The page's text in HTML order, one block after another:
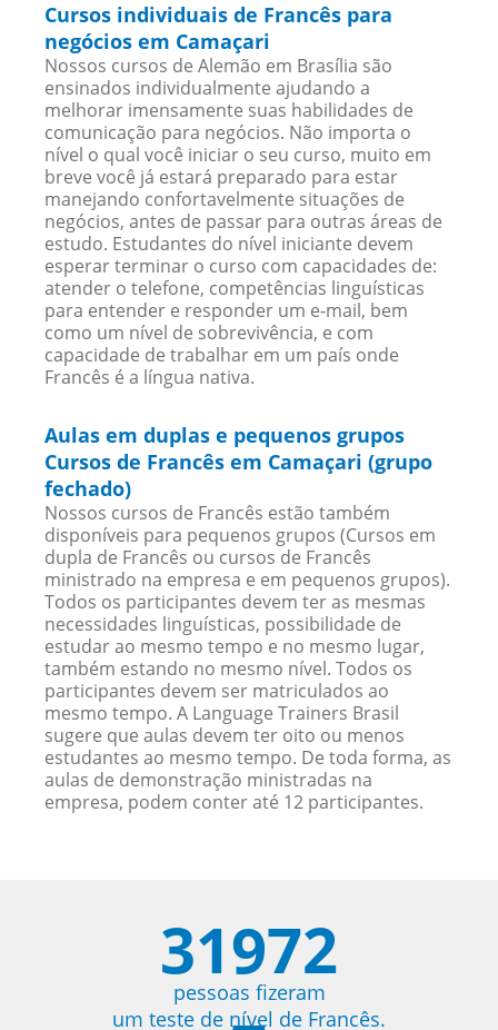
Cursos individuais de Francês para
negócios em Camaçari
Nossos cursos de Alemão em Brasília são
ensinados individualmente ajudando a
melhorar imensamente suas habilidades de
comunicação para negócios. Não importa o
nível o qual você iniciar o seu curso, muito em
breve você já estará preparado para estar
manejando confortavelmente situações de
negócios, antes de passar para outras áreas de
estudo. Estudantes do nível iniciante devem
esperar terminar o curso com capacidades de:
atender o telefone, competências linguísticas
para entender e responder um e-mail, bem
como um nível de sobrevivência, e com
capacidade de trabalhar em um país onde
Francês é a língua nativa.
Aulas em duplas e pequenos grupos
Cursos de Francês em Camaçari (grupo
fechado)
Nossos cursos de Francês estão também
disponíveis para pequenos grupos (Cursos em
dupla de Francês ou cursos de Francês
ministrado na empresa e em pequenos grupos).
Todos os participantes devem ter as mesmas
necessidades linguísticas, possibilidade de
estudar ao mesmo tempo e no mesmo lugar,
também estando no mesmo nível. Todos os
participantes devem ser matriculados ao
mesmo tempo. A Language Trainers Brasil
sugere que aulas devem ter oito ou menos
estudantes ao mesmo tempo. De toda forma, as
aulas de demonstração ministradas na
empresa, podem conter até 12 participantes.
31972
pessoas fizeram
um teste de nível de Francês.